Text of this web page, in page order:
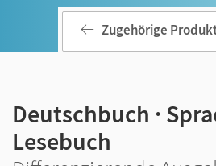
Zugehörige
Deutschbuch ·
Lesebuch